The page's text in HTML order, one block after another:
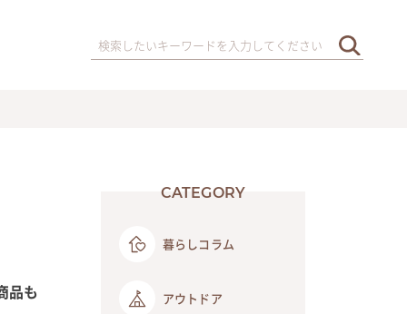
品も
CATEGORY
暮らしコラム
アウトドア